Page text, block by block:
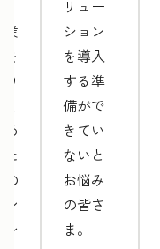
業
の
リュー
ション
を導入
する準
備がで
きてい
ないと
お悩み
の皆さ
ま。